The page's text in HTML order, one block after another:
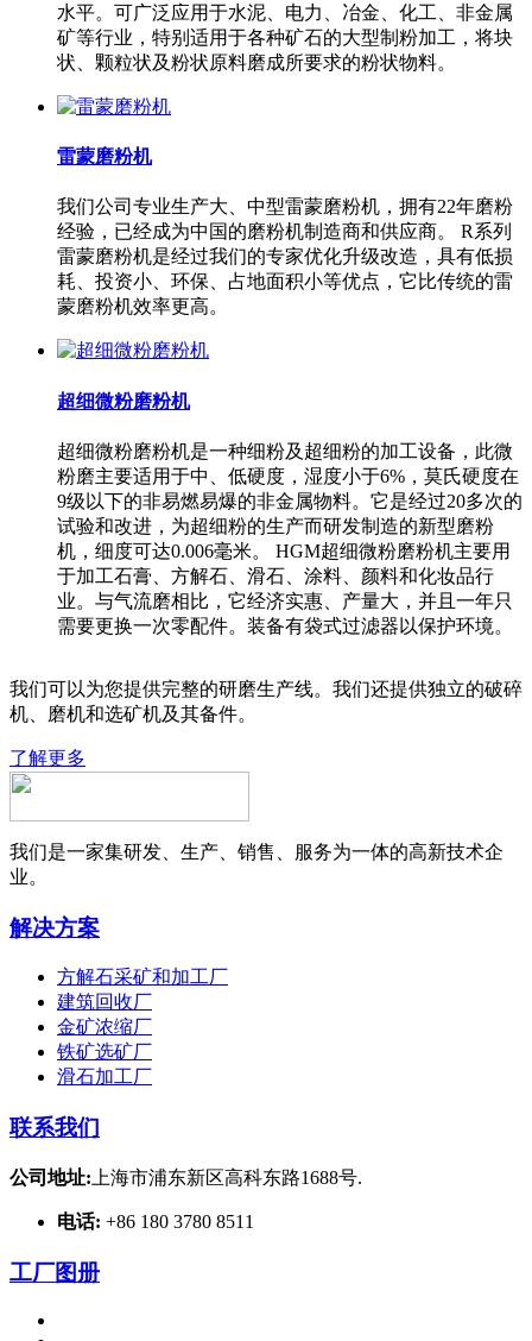
水平。可广泛应用于水泥、电力、冶金、化工、非金属
矿等行业，特别适用于各种矿石的大型制粉加工，将块
状、颗粒状及粉状原料磨成所要求的粉状物料。
雷蒙磨粉机
我们公司专业生产大、中型雷蒙磨粉机，拥有22年磨粉
经验，已经成为中国的磨粉机制造商和供应商。 R系列
雷蒙磨粉机是经过我们的专家优化升级改造，具有低损
耗、投资小、环保、占地面积小等优点，它比传统的雷
蒙磨粉机效率更高。
超细微粉磨粉机
超细微粉磨粉机是一种细粉及超细粉的加工设备，此微
粉磨主要适用于中、低硬度，湿度小于6%，莫氏硬度在
9级以下的非易燃易爆的非金属物料。它是经过20多次的
试验和改进，为超细粉的生产而研发制造的新型磨粉
机，细度可达0.006毫米。 HGM超细微粉磨粉机主要用
于加工石膏、方解石、滑石、涂料、颜料和化妆品行
业。与气流磨相比，它经济实惠、产量大，并且一年只
需要更换一次零配件。装备有袋式过滤器以保护环境。
我们可以为您提供完整的研磨生产线。我们还提供独立的破碎
机、磨机和选矿机及其备件。
了解更多
我们是一家集研发、生产、销售、服务为一体的高新技术企
业。
解决方案
方解石采矿和加工厂
建筑回收厂
金矿浓缩厂
铁矿选矿厂
滑石加工厂
联系我们
公司地址: 上海市浦东新区高科东路1688号.
电话: +86 180 3780 8511
工厂图册